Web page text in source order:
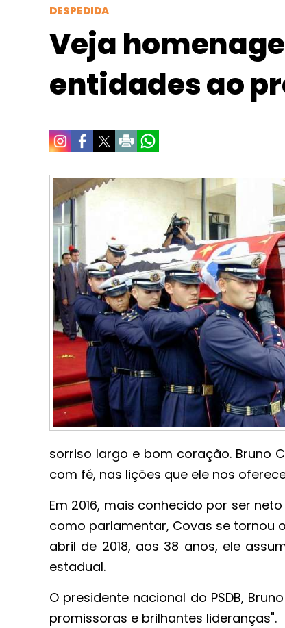
DESPEDIDA
Veja
entidades ao
sorriso largo e bom coração. Bruno
com fé, nas lições que ele nos
Em 2016, mais conhecido por ser
como parlamentar, Covas se tornou
abril de 2018, aos 38 anos, ele
estadual.
O presidente nacional do PSDB,
promissoras e brilhantes lideranças".